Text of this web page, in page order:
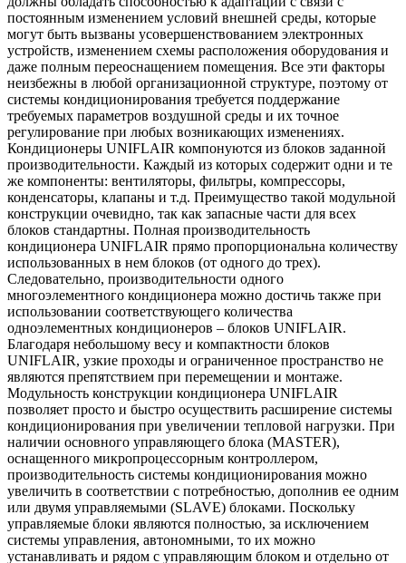
постоянным изменением условий внешней среды, которые
могут быть вызваны усовершенствованием электронных
устройств, изменением схемы расположения оборудования и
даже полным переоснащением помещения. Все эти факторы
неизбежны в любой организационной структуре, поэтому от
системы кондиционирования требуется поддержание
требуемых параметров воздушной среды и их точное
регулирование при любых возникающих изменениях.
Кондиционеры UNIFLAIR компонуются из блоков заданной
производительности. Каждый из которых содержит одни и те
же компоненты: вентиляторы, фильтры, компрессоры,
конденсаторы, клапаны и т.д. Преимущество такой модульной
конструкции очевидно, так как запасные части для всех
блоков стандартны. Полная производительность
кондиционера UNIFLAIR прямо пропорциональна количеству
использованных в нем блоков (от одного до трех).
Следовательно, производительности одного
многоэлементного кондиционера можно достичь также при
использовании соответствующего количества
одноэлементных кондиционеров – блоков UNIFLAIR.
Благодаря небольшому весу и компактности блоков
UNIFLAIR, узкие проходы и ограниченное пространство не
являются препятствием при перемещении и монтаже.
Модульность конструкции кондиционера UNIFLAIR
позволяет просто и быстро осуществить расширение системы
кондиционирования при увеличении тепловой нагрузки. При
наличии основного управляющего блока (MASTER),
оснащенного микропроцессорным контроллером,
производительность системы кондиционирования можно
увеличить в соответствии с потребностью, дополнив ее одним
или двумя управляемыми (SLAVE) блоками. Поскольку
управляемые блоки являются полностью, за исключением
системы управления, автономными, то их можно
устанавливать и рядом с управляющим блоком и отдельно от